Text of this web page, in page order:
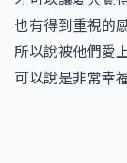
也有得到重視的
所以說被他們愛
可以說是非常幸